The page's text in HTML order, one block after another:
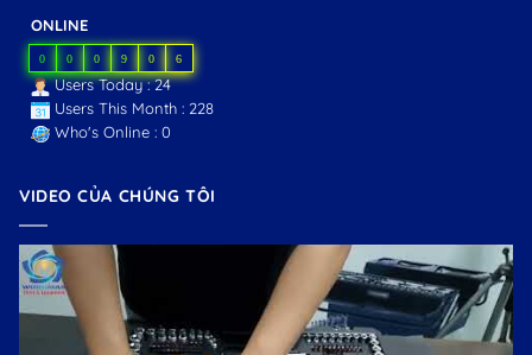
ONLINE
0 0 0 9 0 6
Users Today : 24
Users This Month : 228
Who's Online : 0
VIDEO CỦA CHÚNG TÔI